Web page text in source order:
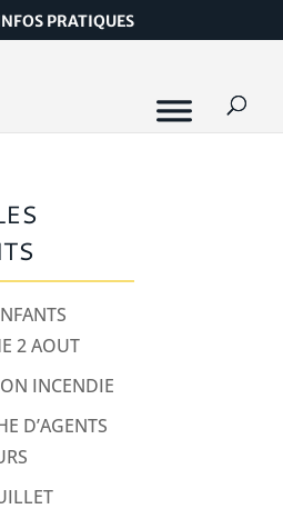
PRATIQUES
2 AOUT
INCENDIE
D’AGENTS